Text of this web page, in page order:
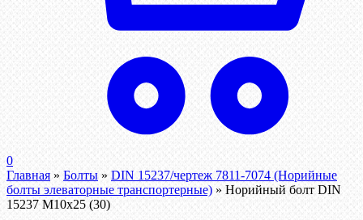
0
Главная » Болты » DIN 15237/чертеж 7811-7074 (Норийные
болты элеваторные транспортерные) » Норийный болт DIN
15237 М10х25 (30)